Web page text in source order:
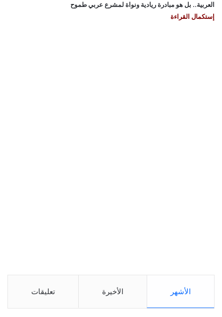
العربية.. بل هو مبادرة ريادية ونواة لمشرع عربي طموح
إستكمال القراءة
الأشهر الأخيرة تعليقات